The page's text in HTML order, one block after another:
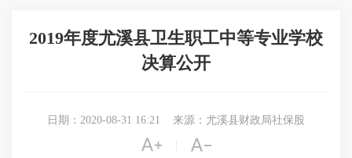
2019年度尤溪县卫生职工中等专业学校
决算公开
日期：2020-08-31 16:21 来源：尤溪县财政局社保股
 